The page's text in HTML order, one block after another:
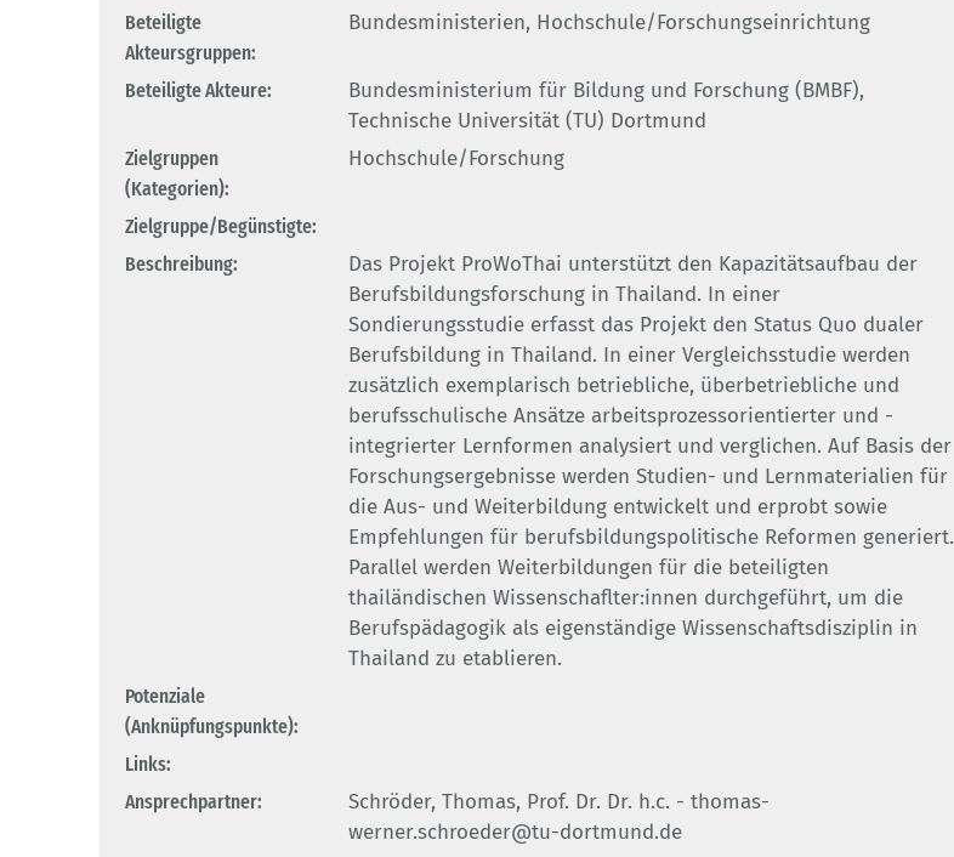
Beteiligte
Akteursgruppen:
Bundesministerien, Hochschule/Forschungseinrichtung
Beteiligte Akteure:
Bundesministerium für Bildung und Forschung (BMBF),
Technische Universität (TU) Dortmund
Zielgruppen
(Kategorien):
Hochschule/Forschung
Zielgruppe/Begünstigte:
Beschreibung:
Das Projekt ProWoThai unterstützt den Kapazitätsaufbau der
Berufsbildungsforschung in Thailand. In einer
Sondierungsstudie erfasst das Projekt den Status Quo dualer
Berufsbildung in Thailand. In einer Vergleichsstudie werden
zusätzlich exemplarisch betriebliche, überbetriebliche und
berufsschulische Ansätze arbeitsprozessorientierter und -
integrierter Lernformen analysiert und verglichen. Auf Basis der
Forschungsergebnisse werden Studien- und Lernmaterialien für
die Aus- und Weiterbildung entwickelt und erprobt sowie
Empfehlungen für berufsbildungspolitische Reformen generiert.
Parallel werden Weiterbildungen für die beteiligten
thailändischen Wissenschaflter:innen durchgeführt, um die
Berufspädagogik als eigenständige Wissenschaftsdisziplin in
Thailand zu etablieren.
Potenziale
(Anknüpfungspunkte):
Links:
Ansprechpartner:
Schröder, Thomas, Prof. Dr. Dr. h.c. - thomas-
werner.schroeder@tu-dortmund.de